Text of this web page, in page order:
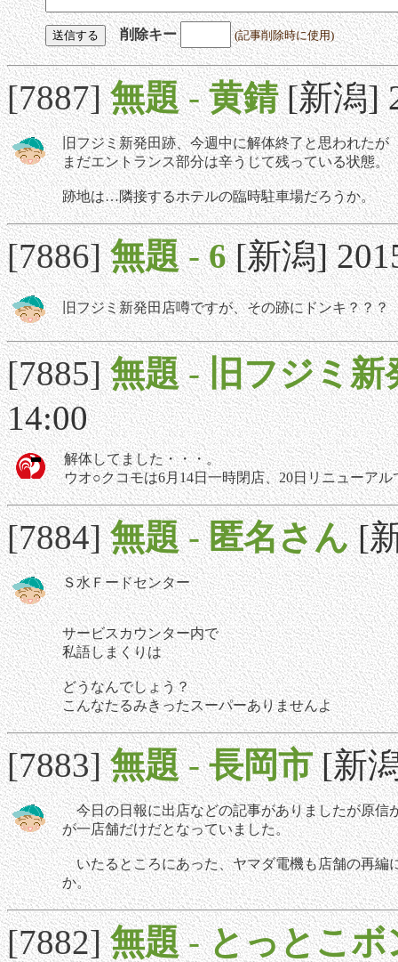
削除キー (記事削除時に使用)
[7887]無題-黄錆 [新潟]
旧フジミ新発田跡、今週中に解体終了と思われたが
まだエントランス部分は辛うじて残っている状態。
跡地は…隣接するホテルの臨時駐車場だろうか。
[7886]無題-6 [新潟]
旧フジミ新発田店噂ですが、その跡にドンキ？？？
[7885]無題-旧フジミ新
14:00
解体してました・・・。
ウオ○クコモは6月14日一時閉店、20日リニューア
[7884]無題-匿名さん [
Ｓ水Ｆードセンター
サービスカウンター内で
私語しまくりは
どうなんでしょう？
こんなたるみきったスーパーありませんよ
[7883]無題-長岡市 [新
今日の日報に出店などの記事がありましたが原信
が一店舗だけだとなっていました。
いたるところにあった、ヤマダ電機も店舗の再編
か。
[7882]無題-とっとこボ